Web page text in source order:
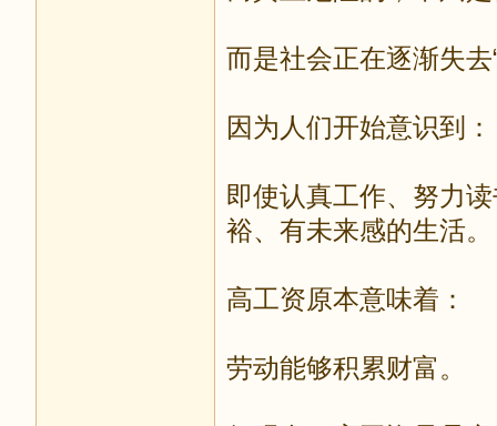
而是社会正在逐渐失去
因为人们开始意识到：
即使认真工作、努力
裕、有未来感的生活。
高工资原本意味着：
劳动能够积累财富。